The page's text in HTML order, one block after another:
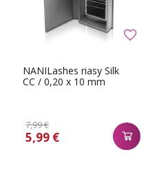
NANILashes riasy Silk
CC / 0,20 x 10 mm
7,99 €
5,99 €